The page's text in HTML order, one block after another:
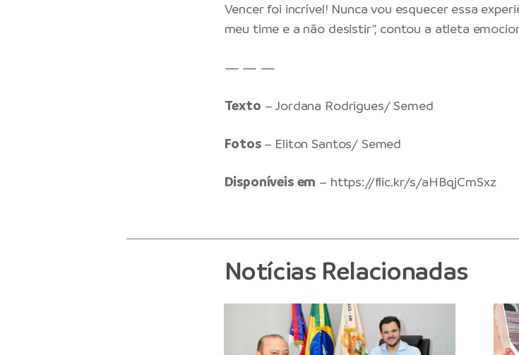
Vencer foi incrível! Nunca vou esquecer essa
meu time e a não desistir”, contou a atleta
— — —
Texto – Jordana Rodrigues/ Semed
Fotos – Eliton Santos/ Semed
Disponíveis em – https://flic.kr/s/aHBqjCmSxz
Notícias Relacionadas